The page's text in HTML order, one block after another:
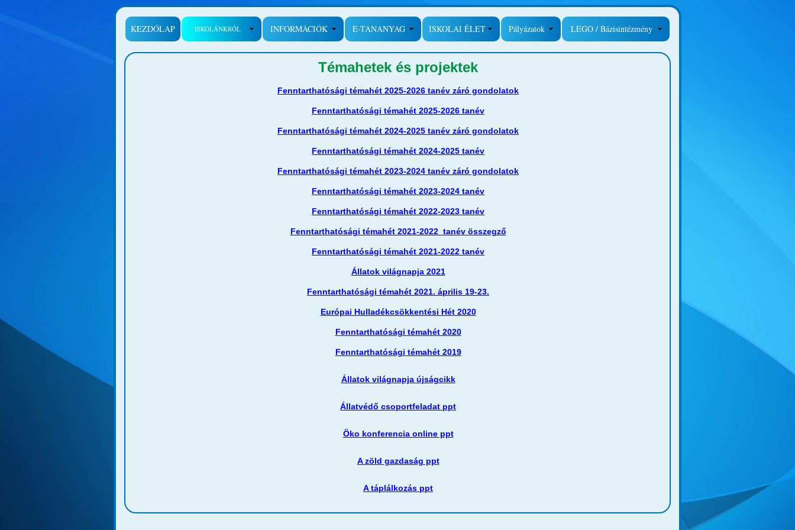
KEZDŐLAP ISKOLÁNKRÓL INFORMÁCIÓK E-TANANYAG ISKOLAI ÉLET Pályázatok LEGO / Bázisintézmény
Témahetek és projektek
Fenntarthatósági témahét 2025-2026 tanév záró gondolatok
Fenntarthatósági témahét 2025-2026 tanév
Fenntarthatósági témahét 2024-2025 tanév záró gondolatok
Fenntarthatósági témahét 2024-2025 tanév
Fenntarthatósági témahét 2023-2024 tanév záró gondolatok
Fenntarthatósági témahét 2023-2024 tanév
Fenntarthatósági témahét 2022-2023 tanév
Fenntarthatósági témahét 2021-2022 tanév összegző
Fenntarthatósági témahét 2021-2022 tanév
Állatok világnapja 2021
Fenntarthatósági témahét 2021. április 19-23.
Európai Hulladékcsökkentési Hét 2020
Fenntarthatósági témahét 2020
Fenntarthatósági témahét 2019
Állatok világnapja újságcikk
Állatvédő csoportfeladat ppt
Öko konferencia online ppt
A zöld gazdaság ppt
A táplálkozás ppt